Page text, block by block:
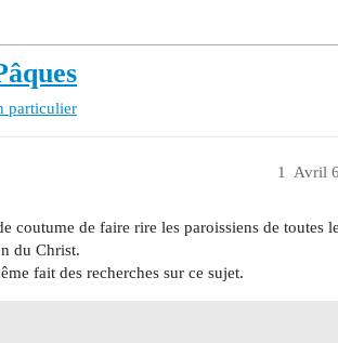
particulier
Avril
1
coutume de faire rire les paroissiens de toutes
du Christ.
fait des recherches sur ce sujet.